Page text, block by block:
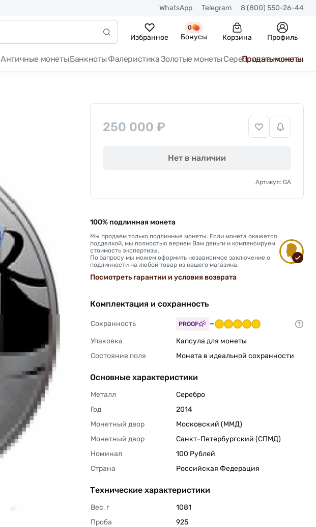
WhatsApp Telegram 8 (800) 550-26-44
Избранное
0
Бонусы Корзина Профиль
Античные монетыБанкноты ФалеристикаЗолотые монеты Серебряные монеты
Продать монеты
250 000 ₽
Нет в наличии
Артикул: GA
100% подлинная монета
Мы продаем только подлинные монеты. Если монета окажется
подделкой, мы полностью вернем Вам деньги и компенсируем
стоимость экспертизы.
По запросу мы можем оформить независимое заключение о
подлинности на любой товар из нашего магазина.
Посмотреть гарантии и условия возврата
Комплектация и сохранность
Сохранность PROOF
—
Упаковка
Капсула для монеты
Состояние поля
Монета в идеальной сохранности
Основные характеристики
Металл
Серебро
Год
2014
Монетный двор
Московский (ММД)
Монетный двор
Санкт-Петербургский (СПМД)
Номинал
100 Рублей
Страна
Российская Федерация
Технические характеристики
Вес, г
1081
Проба
925